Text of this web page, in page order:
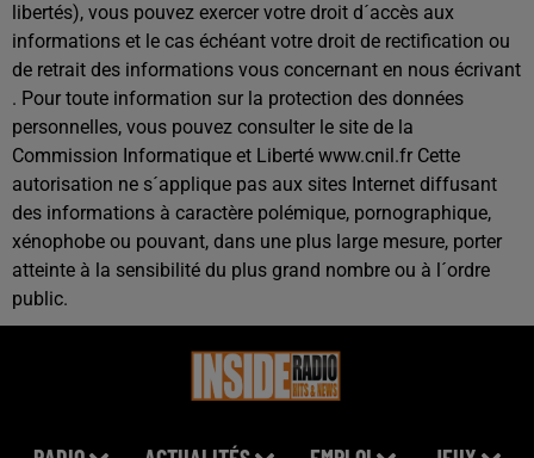
libertés), vous pouvez exercer votre droit d´accès aux
informations et le cas échéant votre droit de rectification ou
de retrait des informations vous concernant en nous écrivant
. Pour toute information sur la protection des données
personnelles, vous pouvez consulter le site de la
Commission Informatique et Liberté www.cnil.fr Cette
autorisation ne s´applique pas aux sites Internet diffusant
des informations à caractère polémique, pornographique,
xénophobe ou pouvant, dans une plus large mesure, porter
atteinte à la sensibilité du plus grand nombre ou à l´ordre
public.